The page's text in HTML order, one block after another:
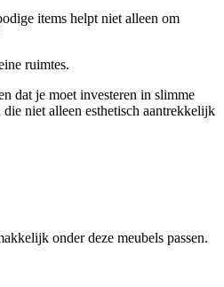
items helpt niet alleen om
ruimtes.
dat je moet investeren in slimme
niet alleen esthetisch aantrekkelijk
onder deze meubels passen.